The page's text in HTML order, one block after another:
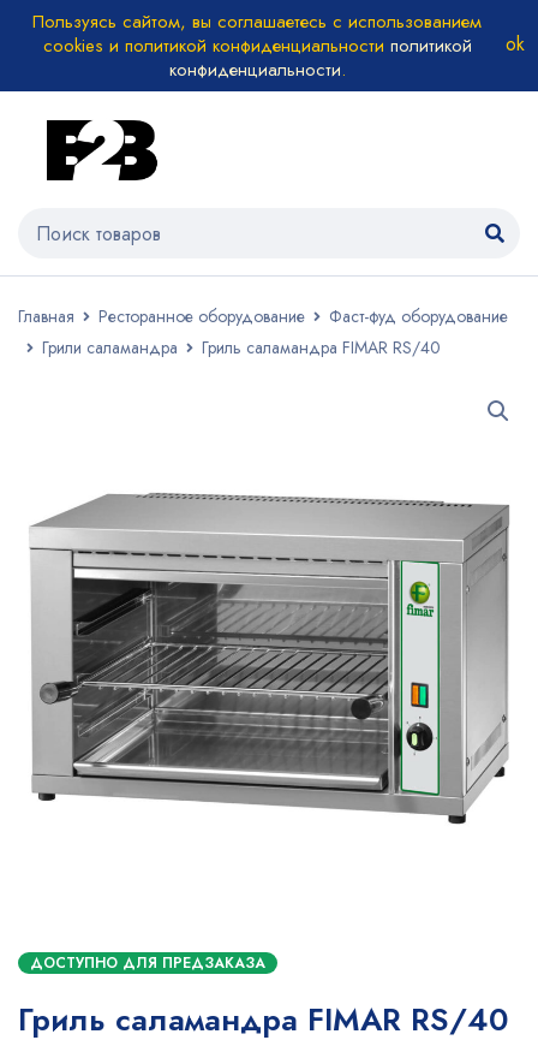
Пользуясь сайтом, вы соглашаетесь с использованием
cookies и политикой конфиденциальности политикой
конфиденциальности.
Главная Ресторанное оборудование
Фаст-фуд оборудование
Грили саламандра
Гриль саламандра FIMAR RS/40
ДОСТУПНО ДЛЯ ПРЕДЗАКАЗА
Гриль саламандра FIMAR RS/40